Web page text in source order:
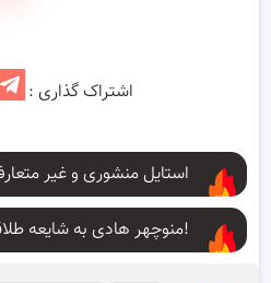
اشتراک گذاری :
استایل منشوری و غیر
منوچهر هادی به شایعه طلاقش از یکتا ناصر پاسخ داد!